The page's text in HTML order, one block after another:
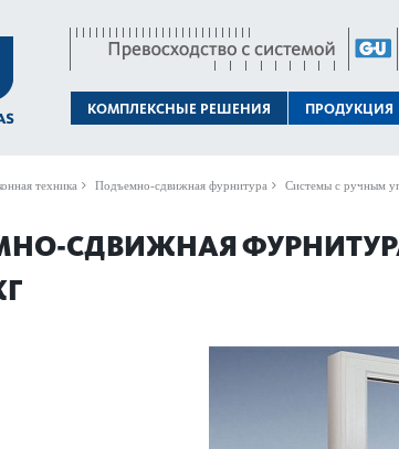
КОМПЛЕКСНЫЕ РЕШЕНИЯ ПРОДУКЦИЯ
техника Подъемно-сдвижная фурнитура Системы с ручным
СДВИЖНАЯ